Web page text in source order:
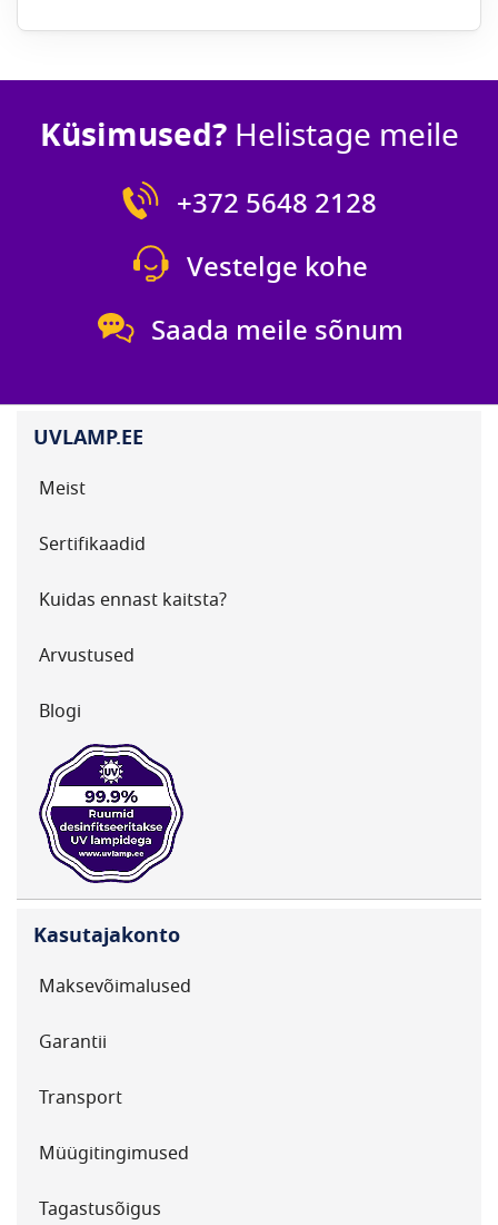
Küsimused?Helistage meile
+372 5648 2128
Vestelge kohe
Saada meile sõnum
UVLAMP.EE
Meist
Sertifikaadid
Kuidas ennast kaitsta?
Arvustused
Blogi
Kasutajakonto
Maksevõimalused
Garantii
Transport
Müügitingimused
Tagastusõigus